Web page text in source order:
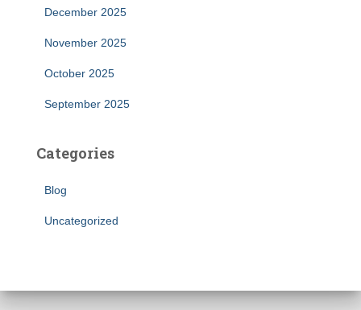
December 2025
November 2025
October 2025
September 2025
Categories
Blog
Uncategorized